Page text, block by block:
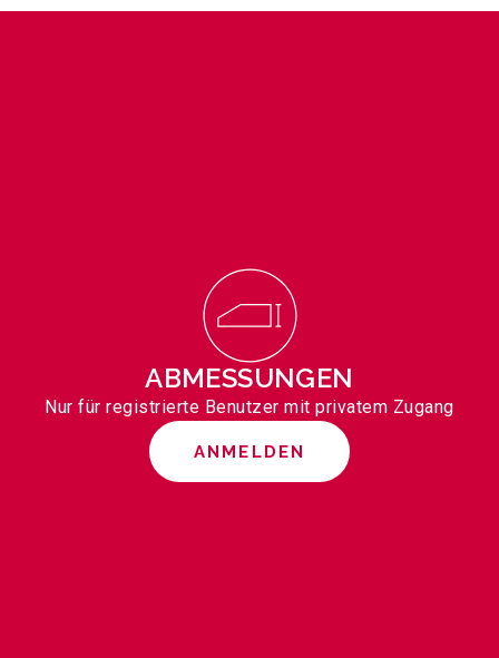
ABMESSUNGEN
Nur für registrierte Benutzer mit privatem Zugang
ANMELDEN